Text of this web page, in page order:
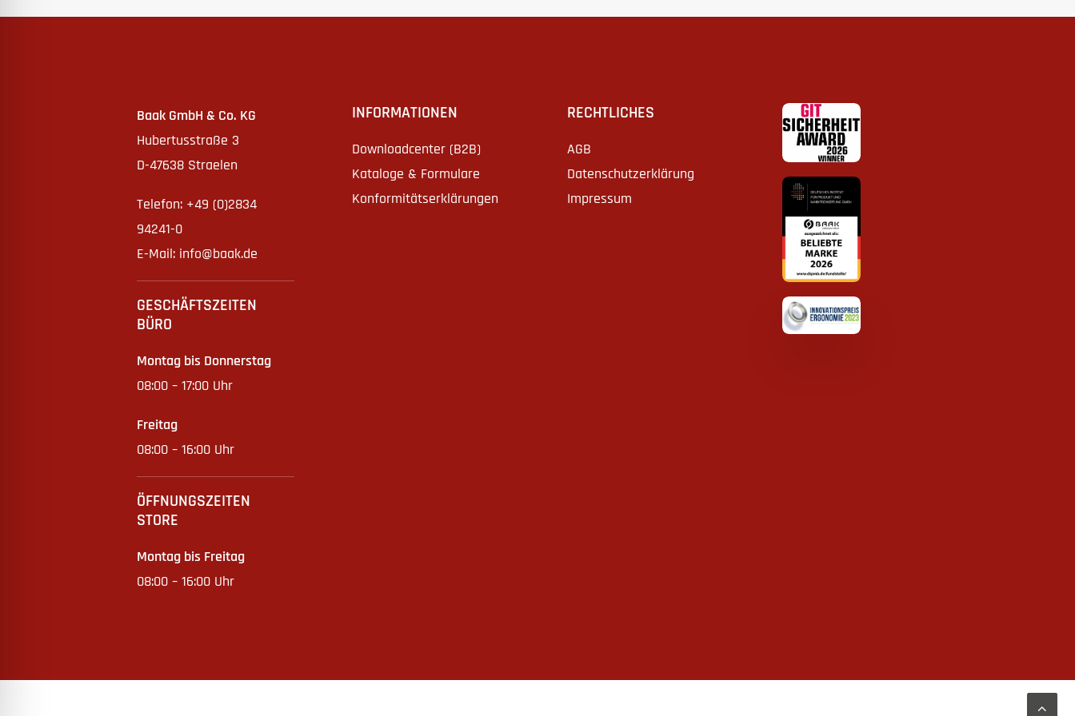
Baak GmbH & Co. KG
Hubertusstraße 3
D-47638 Straelen
Telefon: +49 (0)2834
94241-0
E-Mail: info@baak.de
GESCHÄFTSZEITEN
BÜRO
Montag bis Donnerstag
08:00 – 17:00 Uhr
Freitag
08:00 – 16:00 Uhr
ÖFFNUNGSZEITEN
STORE
Montag bis Freitag
08:00 – 16:00 Uhr
INFORMATIONEN
Downloadcenter (B2B)
Kataloge & Formulare
Konformitätserklärungen
RECHTLICHES
AGB
Datenschutzerklärung
Impressum